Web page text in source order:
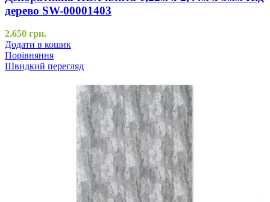
дерево SW-00001403
2,650 грн.
Додати в кошик
Порівняння
Швидкий перегляд